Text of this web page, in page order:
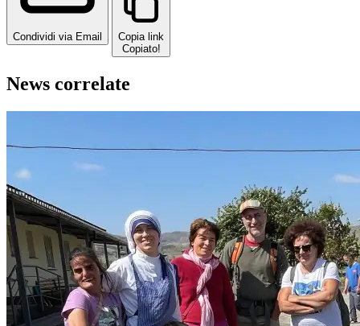
Condividi via Email
Copia link
Copiato!
News correlate